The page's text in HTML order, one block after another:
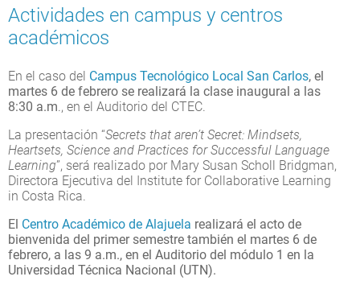
Actividades en campus y centros
académicos
En el caso del Campus Tecnológico Local San Carlos, el
martes 6 de febrero se realizará la clase inaugural a las
8:30 a.m., en el Auditorio del CTEC.
La presentación “Secrets that aren’t Secret: Mindsets,
Heartsets, Science and Practices for Successful Language
Learning”, será realizado por Mary Susan Scholl Bridgman,
Directora Ejecutiva del Institute for Collaborative Learning
in Costa Rica.
El Centro Académico de Alajuela realizará el acto de
bienvenida del primer semestre también el martes 6 de
febrero, a las 9 a.m., en el Auditorio del módulo 1 en la
Universidad Técnica Nacional (UTN).